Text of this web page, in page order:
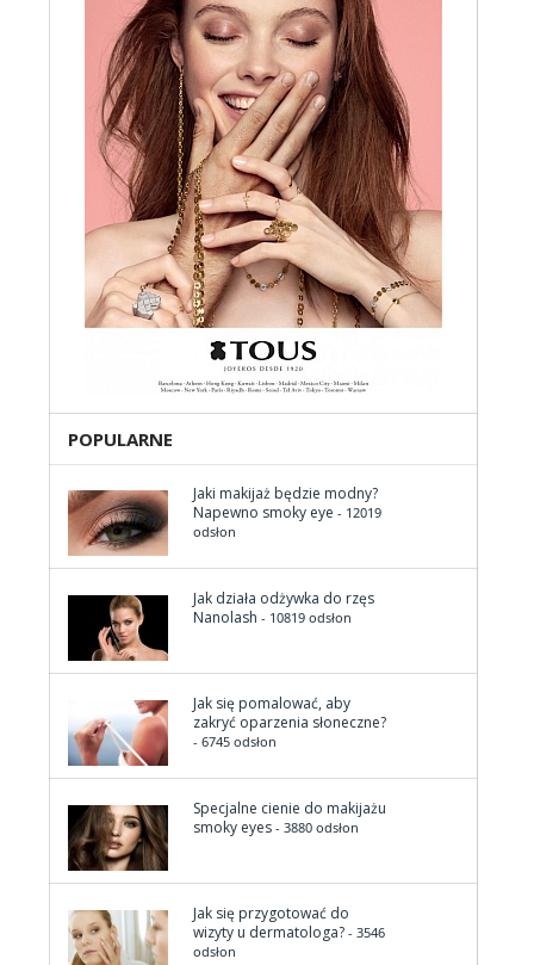
POPULARNE
Jaki makijaż będzie modny?
Napewno smoky eye - 12019
odsłon
Jak działa odżywka do rzęs
Nanolash - 10819 odsłon
Jak się pomalować, aby
zakryć oparzenia słoneczne?
- 6745 odsłon
Specjalne cienie do makijażu
smoky eyes - 3880 odsłon
Jak się przygotować do
wizyty u dermatologa? - 3546
odsłon